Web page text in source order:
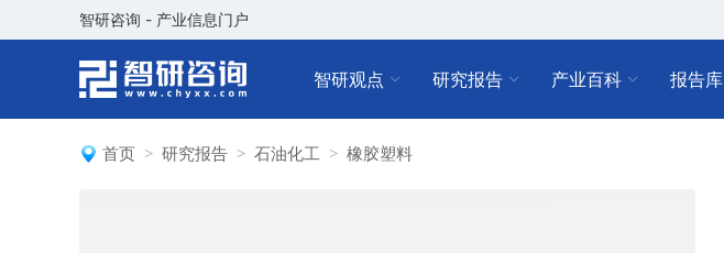
智研咨询 - 产业信息门户
智研观点 研究报告 产业百科 报告库
首页 研究报告 石油化工 橡胶塑料